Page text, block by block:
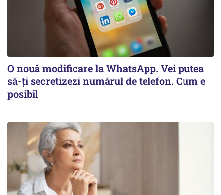
O nouă modificare la WhatsApp. Vei putea
să-ți secretizezi numărul de telefon. Cum e
posibil